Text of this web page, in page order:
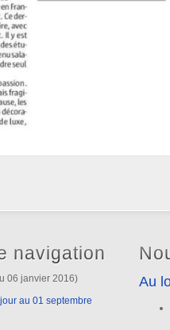
navigation
06 janvier 2016)
au 01 septembre
Au